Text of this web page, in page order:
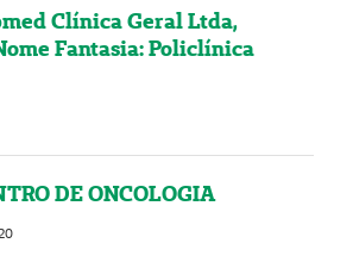
Clínica Geral Ltda,
Fantasia: Policlínica
DE ONCOLOGIA